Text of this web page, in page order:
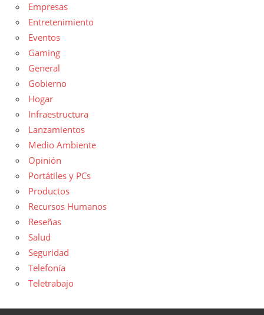
Empresas
Entretenimiento
Eventos
Gaming
General
Gobierno
Hogar
Infraestructura
Lanzamientos
Medio Ambiente
Opinión
Portátiles y PCs
Productos
Recursos Humanos
Reseñas
Salud
Seguridad
Telefonía
Teletrabajo